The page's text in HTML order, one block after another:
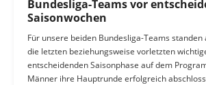
Bundesliga-Teams vor
Saisonwochen
Für unsere beiden Bundesliga-Teams standen
die letzten beziehungsweise vorletzten
entscheidenden Saisonphase auf dem
Männer ihre Hauptrunde erfolgreich